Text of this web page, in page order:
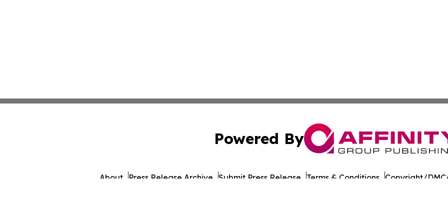
Powered By
About Press Release Archive Submit Press Release Terms & Conditions Copyright/